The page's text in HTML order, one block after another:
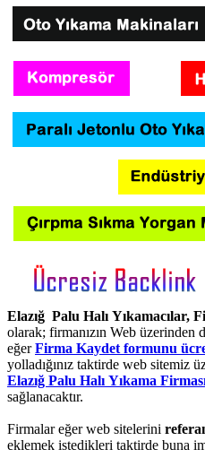
Elazığ Palu Halı Yıkamacılar,
olarak; firmanızın Web üzerinden
eğerFirma Kaydet formunu
yolladığınız taktirde web sitemiz
Elazığ Palu Halı Yıkama
sağlanacaktır.
Firmalar eğer web sitelerini
eklemek istedikleri taktirde buna